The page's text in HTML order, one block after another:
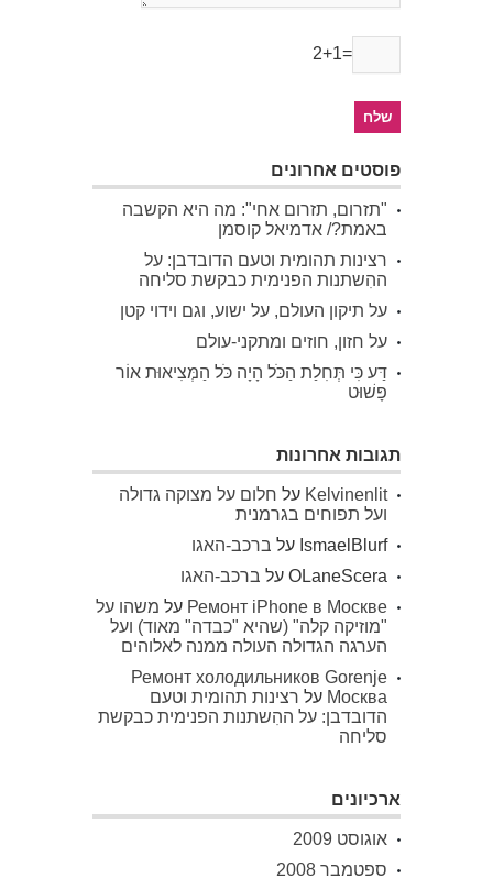
2+1=
פוסטים אחרונים
"תזרום, תזרום אחי": מה היא הקשבה
באמת?/ אדמיאל קוסמן
רצינות תהומית וטעם הדובדבן: על
ההִשתנות הפנימית כבקשת סליחה
על תיקון העולם, על ישוע, וגם וידוי קטן
על חזון, חוזים ומתקני-עולם
דַּע כִּי תְּחִלַת הַכֹּל הָיָה כֹּל הַמְּצִיאוּת אוֹר
פָּשׁוּט
תגובות אחרונות
Kelvinenlit על חלום על מצוקה גדולה
ועל תפוחים בגרמנית
IsmaelBlurf על ברכב-האגו
OLaneScera על ברכב-האגו
Ремонт iPhone в Москве על משהו על
"מוזיקה קלה" (שהיא "כבדה" מאוד) ועל
הערגה הגדולה העולה ממנה לאלוהים
Ремонт холодильников Gorenje
Москва על רצינות תהומית וטעם
הדובדבן: על ההִשתנות הפנימית כבקשת
סליחה
ארכיונים
אוגוסט 2009
ספטמבר 2008